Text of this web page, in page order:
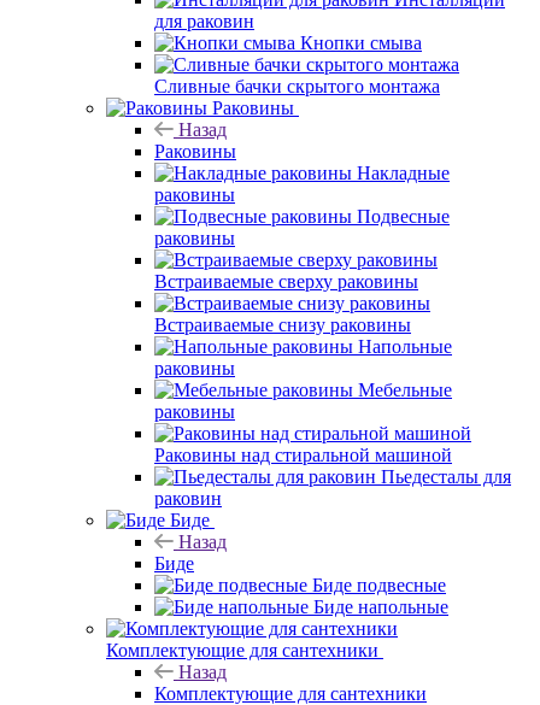
для раковин
Кнопки смыва
Сливные бачки скрытого монтажа
Раковины
Назад
Раковины
Накладные
раковины
Подвесные
раковины
Встраиваемые сверху раковины
Встраиваемые снизу раковины
Напольные
раковины
Мебельные
раковины
Раковины над стиральной машиной
Пьедесталы для
раковин
Биде
Назад
Биде
Биде подвесные
Биде напольные
Комплектующие для сантехники
Назад
Комплектующие для сантехники